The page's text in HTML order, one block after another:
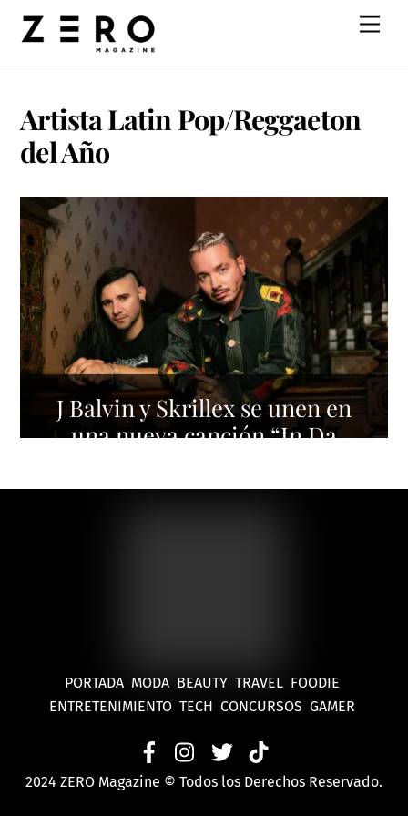
Artista Latin Pop/Reggaeton
del Año
J Balvin y Skrillex se unen en
una nueva canción “In Da
PORTADA MODA BEAUTY TRAVEL FOODIE
ENTRETENIMIENTO TECH CONCURSOS GAMER
2024 ZERO Magazine © Todos los Derechos Reservado.